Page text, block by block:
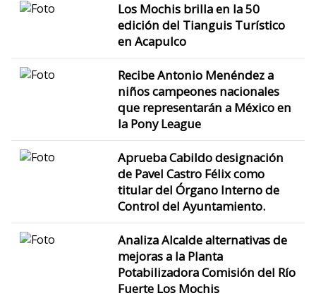
Los Mochis brilla en la 50
edición del Tianguis Turístico
en Acapulco
Recibe Antonio Menéndez a
niños campeones nacionales
que representarán a México en
la Pony League
Aprueba Cabildo designación
de Pavel Castro Félix como
titular del Órgano Interno de
Control del Ayuntamiento.
Analiza Alcalde alternativas de
mejoras a la Planta
Potabilizadora Comisión del Río
Fuerte Los Mochis